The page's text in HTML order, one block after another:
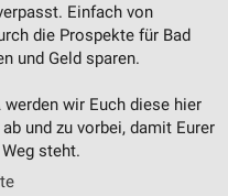
Einfach von
die Prospekte für Bad
und Geld sparen.
werden wir Euch diese hier
und zu vorbei, damit Eurer
steht.